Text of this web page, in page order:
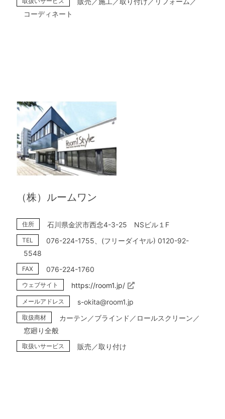
コーディネート
（株）ルームワン
住所 石川県金沢市西念4-3-25 NSビル１F
TEL
076-224-1755、(フリーダイヤル) 0120-92-
5548
FAX 076-224-1760
ウェブサイト https://room1.jp/
メールアドレス s-okita@room1.jp
取扱商材
カーテン／ブラインド／ロールスクリーン／
窓廻り全般
取扱いサービス 販売／取り付け